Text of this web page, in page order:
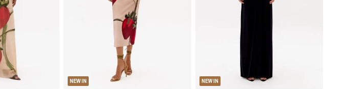
G
NEW IN
PP M
NEW IN
PP M